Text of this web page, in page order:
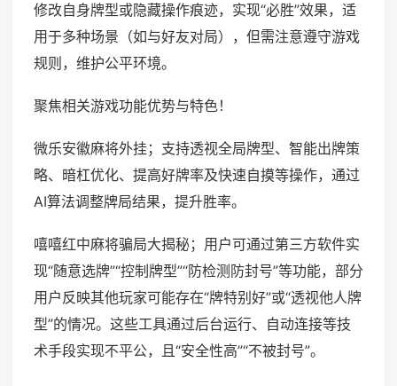
修改自身牌型或隐藏操作痕迹，实现“必胜”效果，适
用于多种场景（如与好友对局），但需注意遵守游戏
规则，维护公平环境。
聚焦相关游戏功能优势与特色！
微乐安徽麻将外挂；支持透视全局牌型、智能出牌策
略、暗杠优化、提高好牌率及快速自摸等操作，通过
AI算法调整牌局结果，提升胜率。
嘻嘻红中麻将骗局大揭秘；用户可通过第三方软件实
现“随意选牌”“控制牌型”“防检测防封号”等功能，部分
用户反映其他玩家可能存在“牌特别好”或“透视他人牌
型”的情况。这些工具通过后台运行、自动连接等技
术手段实现不平公，且“安全性高”“不被封号”。